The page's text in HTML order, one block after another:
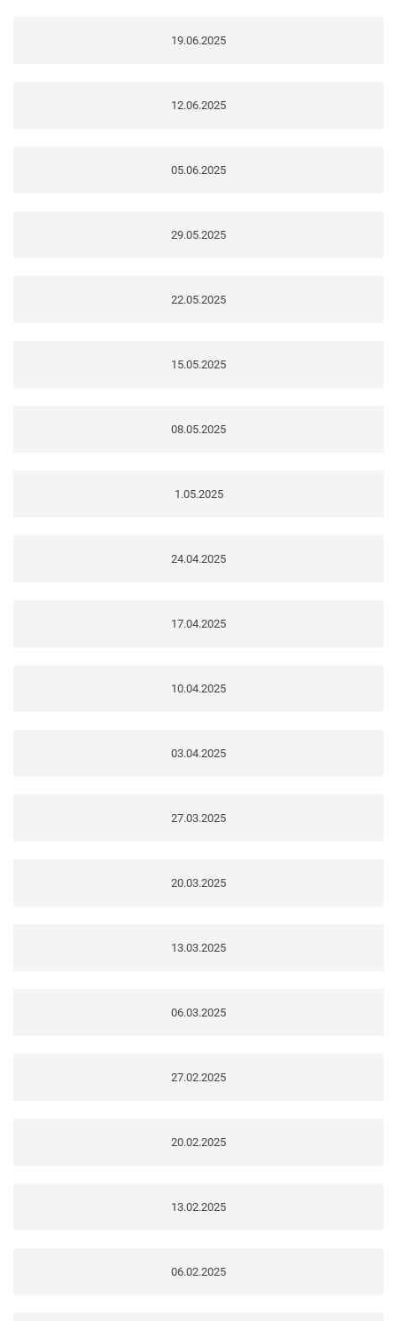
19.06.2025
12.06.2025
05.06.2025
29.05.2025
22.05.2025
15.05.2025
08.05.2025
1.05.2025
24.04.2025
17.04.2025
10.04.2025
03.04.2025
27.03.2025
20.03.2025
13.03.2025
06.03.2025
27.02.2025
20.02.2025
13.02.2025
06.02.2025